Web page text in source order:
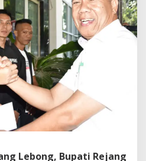
Lebong, Bupati Rejang